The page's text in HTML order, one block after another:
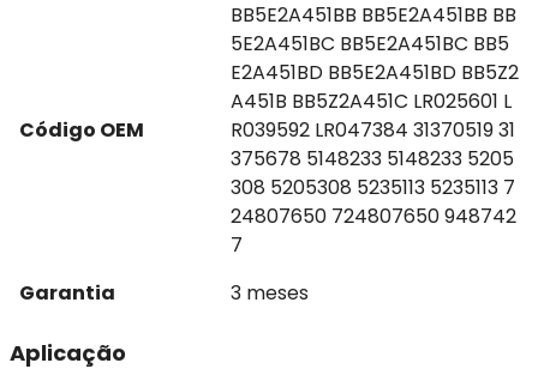
Código OEM
BB5E2A451BB BB5E2A451BB BB
5E2A451BC BB5E2A451BC BB5
E2A451BD BB5E2A451BD BB5Z2
A451B BB5Z2A451C LR025601 L
R039592 LR047384 31370519 31
375678 5148233 5148233 5205
308 5205308 5235113 5235113 7
24807650 724807650 948742
7
Garantia
3 meses
Aplicação